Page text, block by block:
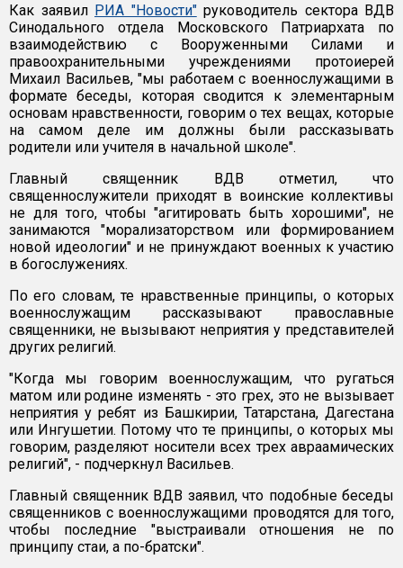
Как заявил РИА "Новости"руководитель сектора ВДВ
Синодального отдела Московского Патриархата по
взаимодействию с Вооруженными Силами и
правоохранительными учреждениями протоиерей
Михаил Васильев, "мы работаем с военнослужащими в
формате беседы, которая сводится к элементарным
основам нравственности, говорим о тех вещах, которые
на самом деле им должны были рассказывать
родители или учителя в начальной школе".
Главный священник ВДВ отметил, что
священнослужители приходят в воинские коллективы
не для того, чтобы "агитировать быть хорошими", не
занимаются "морализаторством или формированием
новой идеологии" и не принуждают военных к участию
в богослужениях.
По его словам, те нравственные принципы, о которых
военнослужащим рассказывают православные
священники, не вызывают неприятия у представителей
других религий.
"Когда мы говорим военнослужащим, что ругаться
матом или родине изменять - это грех, это не вызывает
неприятия у ребят из Башкирии, Татарстана, Дагестана
или Ингушетии. Потому что те принципы, о которых мы
говорим, разделяют носители всех трех авраамических
религий", - подчеркнул Васильев.
Главный священник ВДВ заявил, что подобные беседы
священников с военнослужащими проводятся для того,
чтобы последние "выстраивали отношения не по
принципу стаи, а по-братски".